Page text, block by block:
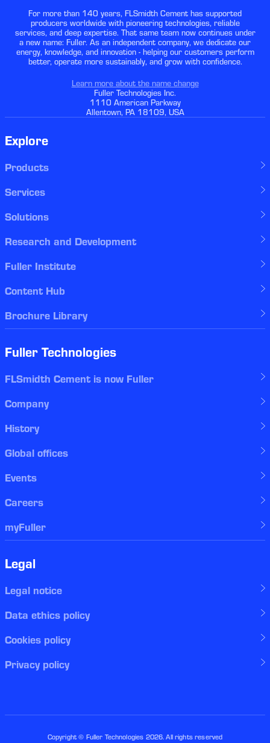
For more than 140 years, FLSmidth Cement has supported
producers worldwide with pioneering technologies, reliable
services, and deep expertise. That same team now continues under
a new name: Fuller. As an independent company, we dedicate our
energy, knowledge, and innovation - helping our customers perform
better, operate more sustainably, and grow with confidence.
Learn more about the name change
Fuller Technologies Inc.
1110 American Parkway
Allentown, PA 18109, USA
Explore
Products
Services
Solutions
Research and Development
Fuller Institute
Content Hub
Brochure Library
Fuller Technologies
FLSmidth Cement is now Fuller
Company
History
Global offices
Events
Careers
myFuller
Legal
Legal notice
Data ethics policy
Cookies policy
Privacy policy
Copyright © Fuller Technologies 2026. All rights reserved